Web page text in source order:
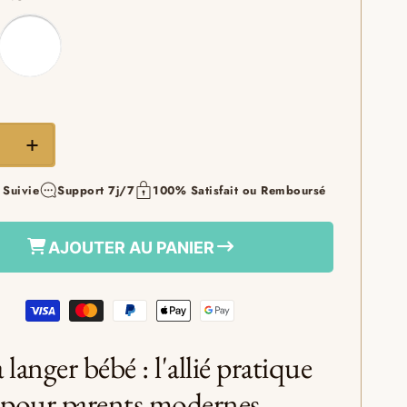
Augmenter
la
quantité
à
Voyaflux™|
Multifonctionnel
Support 7j/7 100% Satisfait ou Remboursé
AJOUTER AU PANIER
langer bébé : l'allié pratique